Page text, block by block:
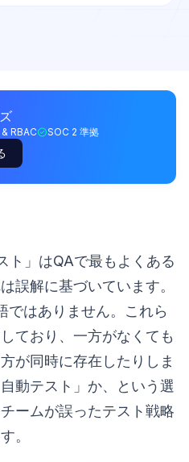
RBAC SOC 2 準拠
ト」はQAで最もよくある
誤解に基づいています。
ではありません。これら
ており、一方がなくても
が同時に存在したりしま
動テスト」か、という選
ームが誤ったテスト戦略
。